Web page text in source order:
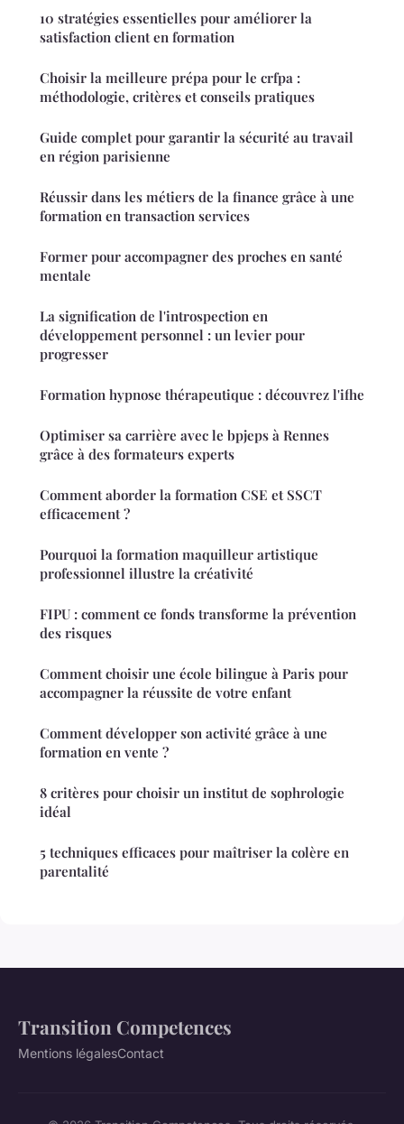
10 stratégies essentielles pour améliorer la
satisfaction client en formation
Choisir la meilleure prépa pour le crfpa :
méthodologie, critères et conseils pratiques
Guide complet pour garantir la sécurité au travail
en région parisienne
Réussir dans les métiers de la finance grâce à une
formation en transaction services
Former pour accompagner des proches en santé
mentale
La signification de l'introspection en
développement personnel : un levier pour
progresser
Formation hypnose thérapeutique : découvrez l'ifhe
Optimiser sa carrière avec le bpjeps à Rennes
grâce à des formateurs experts
Comment aborder la formation CSE et SSCT
efficacement ?
Pourquoi la formation maquilleur artistique
professionnel illustre la créativité
FIPU : comment ce fonds transforme la prévention
des risques
Comment choisir une école bilingue à Paris pour
accompagner la réussite de votre enfant
Comment développer son activité grâce à une
formation en vente ?
8 critères pour choisir un institut de sophrologie
idéal
5 techniques efficaces pour maîtriser la colère en
parentalité
Transition Competences
Mentions légalesContact